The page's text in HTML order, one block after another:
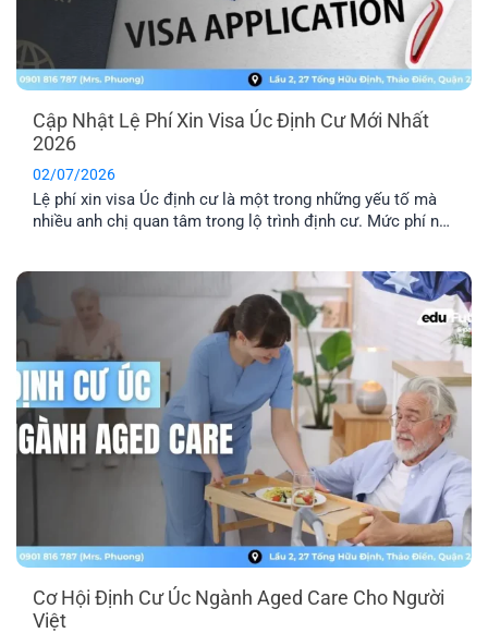
Cập Nhật Lệ Phí Xin Visa Úc Định Cư Mới Nhất
2026
02/07/2026
Lệ phí xin visa Úc định cư là một trong những yếu tố mà
nhiều anh chị quan tâm trong lộ trình định cư. Mức phí này
Cơ Hội Định Cư Úc Ngành Aged Care Cho Người
Việt